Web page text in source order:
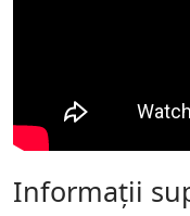
Informații